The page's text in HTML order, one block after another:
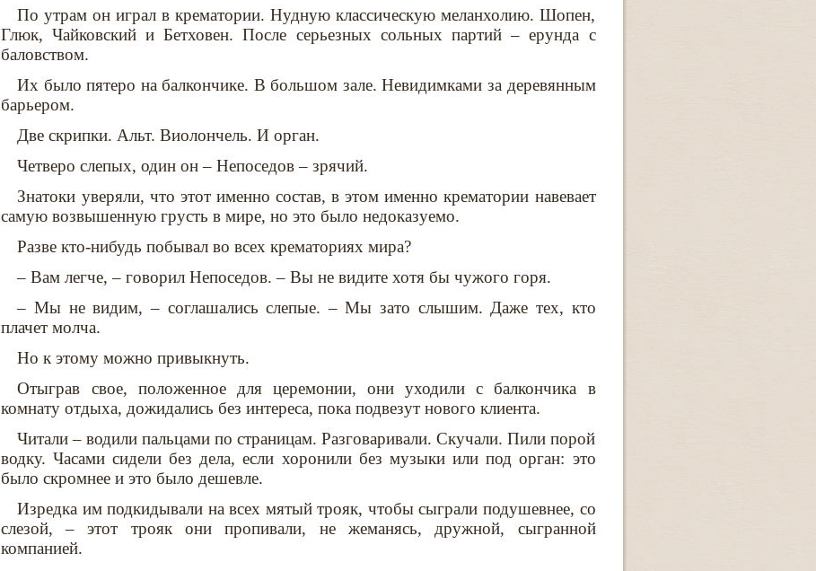
По утрам он играл в крематории. Нудную классическую меланхолию. Шопен,
Глюк, Чайковский и Бетховен. После серьезных сольных партий – ерунда с
баловством.
Их было пятеро на балкончике. В большом зале. Невидимками за деревянным
барьером.
Две скрипки. Альт. Виолончель. И орган.
Четверо слепых, один он – Непоседов – зрячий.
Знатоки уверяли, что этот именно состав, в этом именно крематории навевает
самую возвышенную грусть в мире, но это было недоказуемо.
Разве кто-нибудь побывал во всех крематориях мира?
– Вам легче, – говорил Непоседов. – Вы не видите хотя бы чужого горя.
– Мы не видим, – соглашались слепые. – Мы зато слышим. Даже тех, кто
плачет молча.
Но к этому можно привыкнуть.
Отыграв свое, положенное для церемонии, они уходили с балкончика в
комнату отдыха, дожидались без интереса, пока подвезут нового клиента.
Читали – водили пальцами по страницам. Разговаривали. Скучали. Пили порой
водку. Часами сидели без дела, если хоронили без музыки или под орган: это
было скромнее и это было дешевле.
Изредка им подкидывали на всех мятый трояк, чтобы сыграли подушевнее, со
слезой, – этот трояк они пропивали, не жеманясь, дружной, сыгранной
компанией.